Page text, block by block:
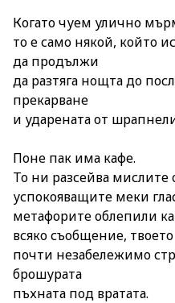
Когато чуем улично
то е само някой, който
да продължи
да разтяга нощта до
прекарване
и ударената от
Поне пак има кафе.
То ни разсейва мислите
успокояващите меки
метафорите облепили
всяко съобщение, твоето
почти незабележимо
брошурата
пъхната под вратата.